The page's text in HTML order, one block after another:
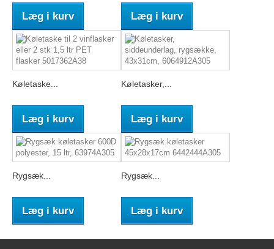
Læg i kurv Læg i kurv
Køletaske...
Læg i kurv
Køletasker,...
Læg i kurv
Rygsæk...
Læg i kurv
Rygsæk...
Læg i kurv